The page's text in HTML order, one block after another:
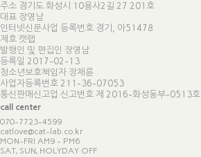
주소 경기도 화성시 10용사2길 27 201호
대표 장영남
인터넷신문사업 등록번호 경기, 아51478
제호 캣랩
발행인 및 편집인 장영남
등록일 2017-02-13
청소년보호책임자 장채륜
사업자등록번호 211-36-07053
통신판매신고업 신고번호 제 2016-화성동부-0513호
call center
070-7723-4599
catlove@cat-lab.co.kr
MON-FRI AM9 - PM6
SAT, SUN, HOLYDAY OFF